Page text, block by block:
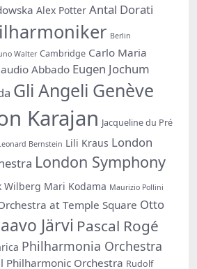
Alex Potter Antal Dorati
Berlin
Walter Cambridge Carlo Maria
Abbado Eugen Jochum
Gli Angeli Genève
Karajan Jacqueline du Pré
Bernstein Lili Kraus London
London Symphony
Wilberg Mari Kodama Maurizio Pollini
at Temple Square Otto
Järvi Pascal Rogé
Philharmonia Orchestra
Philharmonic Orchestra Rudolf